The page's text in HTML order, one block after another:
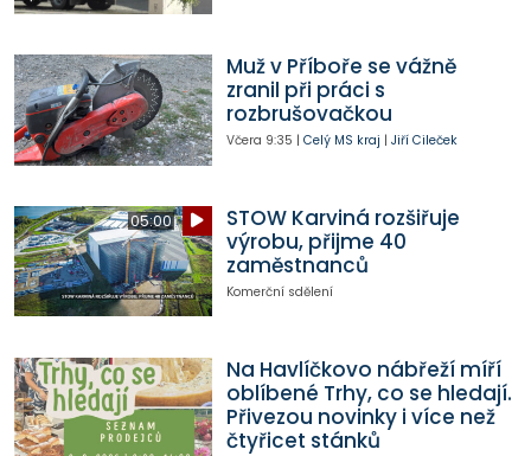
Muž v Příboře se vážně
zranil při práci s
rozbrušovačkou
Včera 9:35 | Celý MS kraj | Jiří Cileček
05:00
STOW Karviná rozšiřuje
výrobu, přijme 40
zaměstnanců
Komerční sdělení
Na Havlíčkovo nábřeží míří
oblíbené Trhy, co se hledají.
Přivezou novinky i více než
čtyřicet stánků